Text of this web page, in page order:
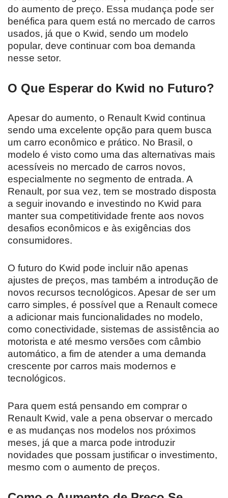
do aumento de preço. Essa mudança pode ser
benéfica para quem está no mercado de carros
usados, já que o Kwid, sendo um modelo
popular, deve continuar com boa demanda
nesse setor.
O Que Esperar do Kwid no Futuro?
Apesar do aumento, o Renault Kwid continua
sendo uma excelente opção para quem busca
um carro econômico e prático. No Brasil, o
modelo é visto como uma das alternativas mais
acessíveis no mercado de carros novos,
especialmente no segmento de entrada. A
Renault, por sua vez, tem se mostrado disposta
a seguir inovando e investindo no Kwid para
manter sua competitividade frente aos novos
desafios econômicos e às exigências dos
consumidores.
O futuro do Kwid pode incluir não apenas
ajustes de preços, mas também a introdução de
novos recursos tecnológicos. Apesar de ser um
carro simples, é possível que a Renault comece
a adicionar mais funcionalidades no modelo,
como conectividade, sistemas de assistência ao
motorista e até mesmo versões com câmbio
automático, a fim de atender a uma demanda
crescente por carros mais modernos e
tecnológicos.
Para quem está pensando em comprar o
Renault Kwid, vale a pena observar o mercado
e as mudanças nos modelos nos próximos
meses, já que a marca pode introduzir
novidades que possam justificar o investimento,
mesmo com o aumento de preços.